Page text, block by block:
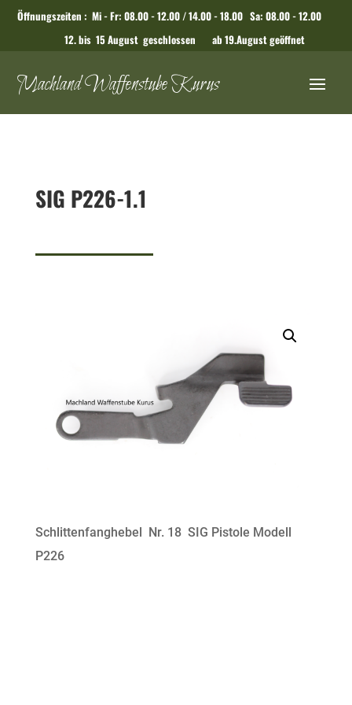
Öffnungszeiten : Mi - Fr: 08.00 - 12.00 / 14.00 - 18.00 Sa: 08.00 - 12.00
12. bis 15 August geschlossen ab 19.August geöffnet
Machland Waffenstube Kurus
SIG P226-1.1
Schlittenfanghebel Nr. 18 SIG Pistole Modell
P226